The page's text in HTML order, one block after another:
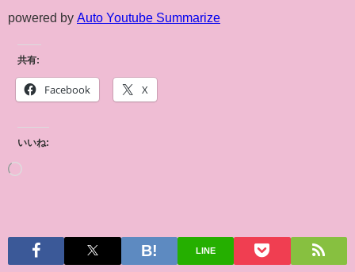
powered by Auto Youtube Summarize
共有:
Facebook X
いいね:
LINE